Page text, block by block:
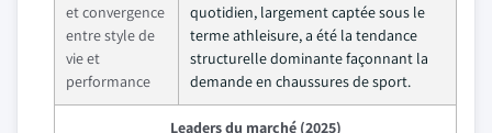
et convergence
entre style de
vie et
performance
quotidien, largement captée sous le
terme athleisure, a été la tendance
structurelle dominante façonnant la
demande en chaussures de sport.
Leaders du marché (2025)